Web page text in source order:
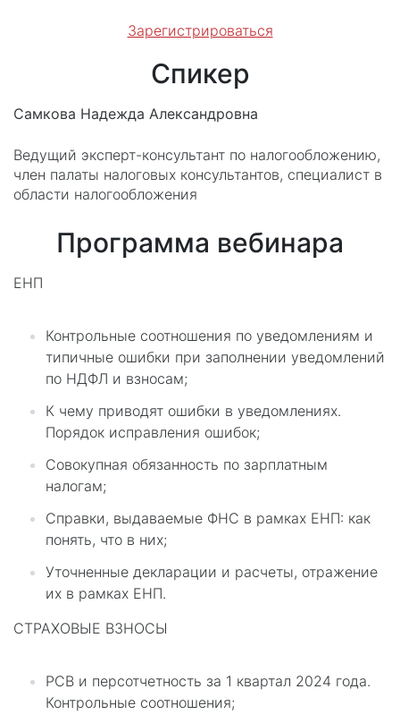
Зарегистрироваться
Спикер
Самкова Надежда Александровна
Ведущий эксперт-консультант по налогообложению,
член палаты налоговых консультантов, специалист в
области налогообложения
Программа вебинара
ЕНП
Контрольные соотношения по уведомлениям и
типичные ошибки при заполнении уведомлений
по НДФЛ и взносам;
К чему приводят ошибки в уведомлениях.
Порядок исправления ошибок;
Совокупная обязанность по зарплатным
налогам;
Справки, выдаваемые ФНС в рамках ЕНП: как
понять, что в них;
Уточненные декларации и расчеты, отражение
их в рамках ЕНП.
СТРАХОВЫЕ ВЗНОСЫ
РСВ и персотчетность за 1 квартал 2024 года.
Контрольные соотношения;